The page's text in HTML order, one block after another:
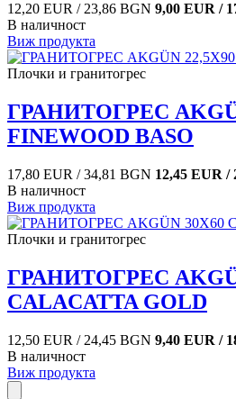
12,20 EUR / 23,86 BGN 9,00 EUR /
В наличност
Виж продукта
Плочки и гранитогрес
ГРАНИТОГРЕС
FINEWOOD BASO
17,80 EUR / 34,81 BGN 12,45 EUR /
В наличност
Виж продукта
Плочки и гранитогрес
ГРАНИТОГРЕС
CALACATTA GOLD
12,50 EUR / 24,45 BGN 9,40 EUR /
В наличност
Виж продукта